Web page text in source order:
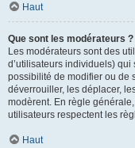
Haut
Que sont les modérateurs ?
Les modérateurs sont des
d’utilisateurs individuels)
possibilité de modifier ou de
déverrouiller, les déplacer,
modèrent. En règle
utilisateurs respectent les
Haut